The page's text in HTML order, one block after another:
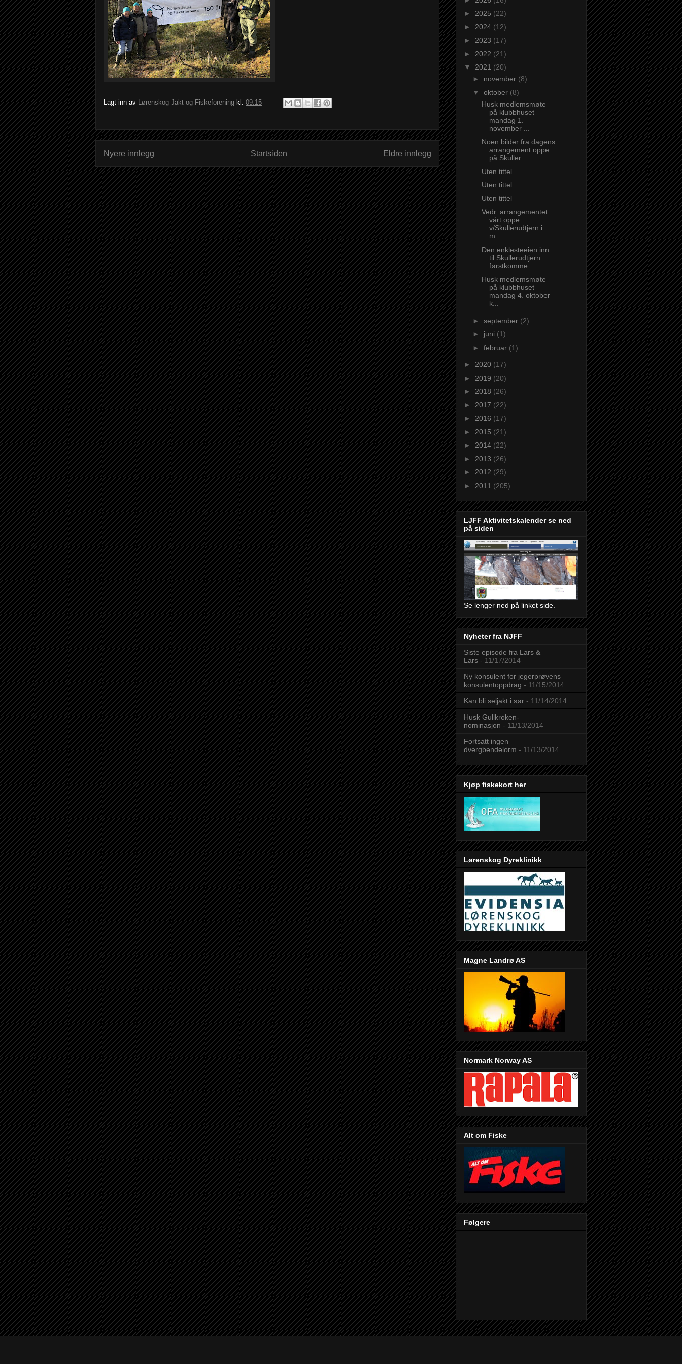
Lagt inn av Lørenskog Jakt og Fiskeforening kl. 09:15
Nyere innlegg Eldre innlegg
Startsiden
► 2025 (22)
► 2024 (12)
► 2023 (17)
► 2022 (21)
▼ 2021 (20)
► november (8)
▼ oktober (8)
Husk medlemsmøte
på klubbhuset
mandag 1.
november ...
Noen bilder fra dagens
arrangement oppe
på Skuller...
Uten tittel
Uten tittel
Uten tittel
Vedr. arrangementet
vårt oppe
v/Skullerudtjern i
m...
Den enklesteeien inn
til Skullerudtjern
førstkomme...
Husk medlemsmøte
på klubbhuset
mandag 4. oktober
k...
► september (2)
► juni (1)
► februar (1)
► 2020 (17)
► 2019 (20)
► 2018 (26)
► 2017 (22)
► 2016 (17)
► 2015 (21)
► 2014 (22)
► 2013 (26)
► 2012 (29)
► 2011 (205)
LJFF Aktivitetskalender se ned
på siden
Se lenger ned på linket side.
Nyheter fra NJFF
Siste episode fra Lars &
Lars - 11/17/2014
Ny konsulent for jegerprøvens
konsulentoppdrag - 11/15/2014
Kan bli seljakt i sør - 11/14/2014
Husk Gullkroken-
nominasjon - 11/13/2014
Fortsatt ingen
dvergbendelorm - 11/13/2014
Kjøp fiskekort her
Lørenskog Dyreklinikk
Magne Landrø AS
Normark Norway AS
Alt om Fiske
Følgere